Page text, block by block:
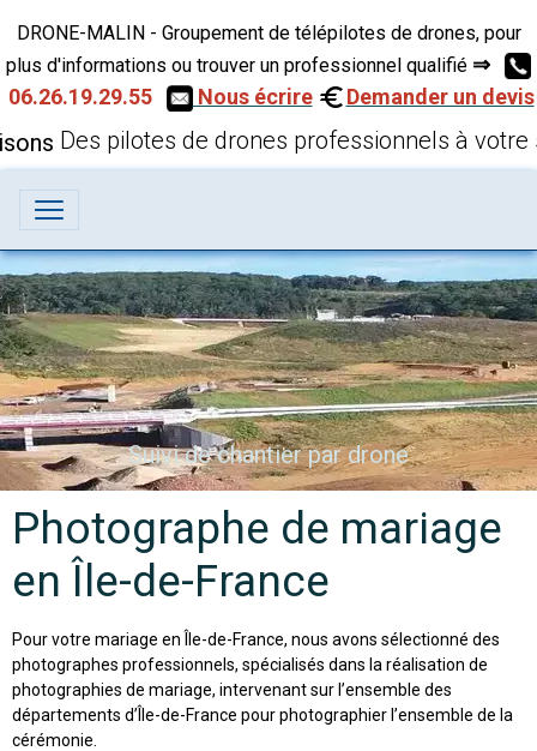
DRONE-MALIN - Groupement de télépilotes de drones, pour
plus d'informations ou trouver un professionnel qualifié ⇒
06.26.19.29.55
Nous écrire Demander un devis
Des pilotes de drones professionnels à votre
Suivi de chantier par drone
Photographe de mariage
en Île-de-France
Pour votre mariage en Île-de-France, nous avons sélectionné des
photographes professionnels, spécialisés dans la réalisation de
photographies de mariage, intervenant sur l’ensemble des
départements d’Île-de-France pour photographier l’ensemble de la
cérémonie.